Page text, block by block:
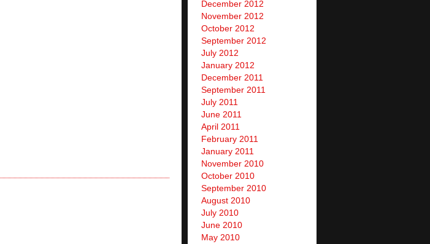
December 2012
November 2012
October 2012
September 2012
July 2012
January 2012
December 2011
September 2011
July 2011
June 2011
April 2011
February 2011
January 2011
November 2010
October 2010
September 2010
August 2010
July 2010
June 2010
May 2010